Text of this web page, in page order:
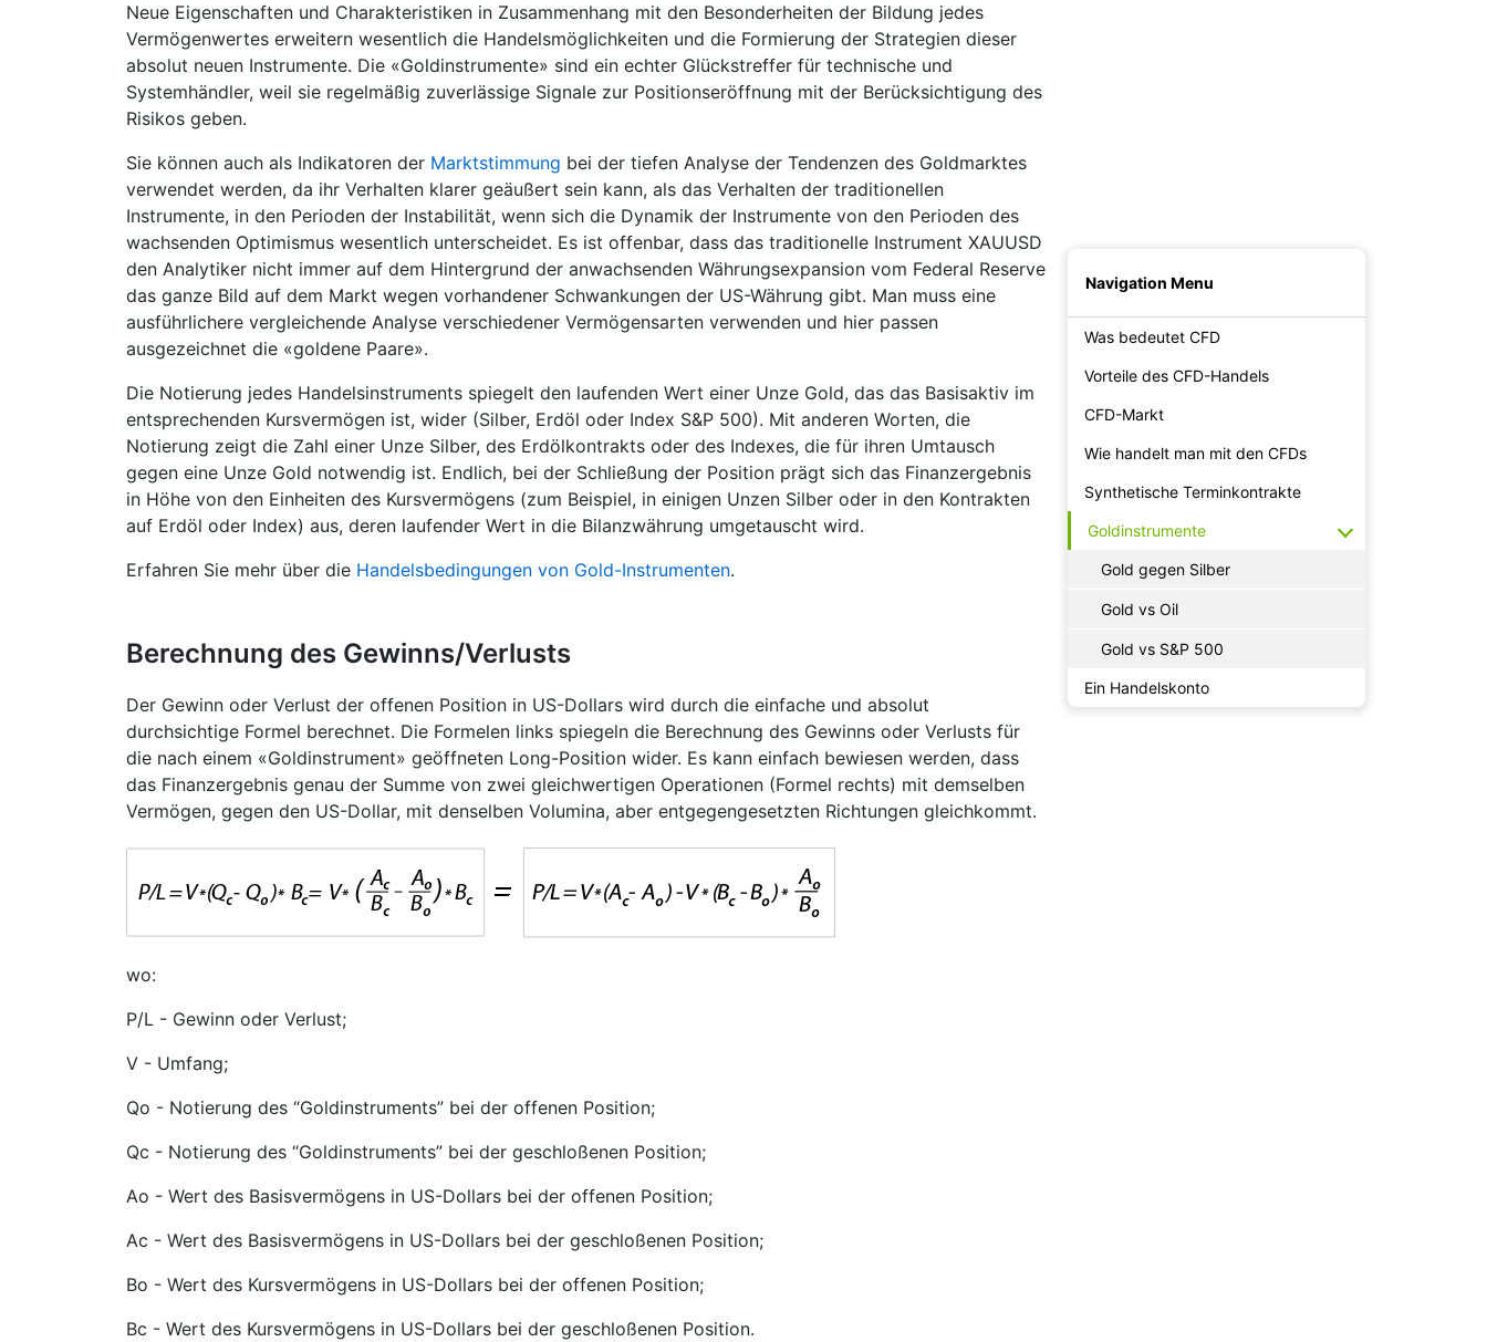
Neue Eigenschaften und Charakteristiken in Zusammenhang mit den Besonderheiten der Bildung jedes
Vermögenwertes erweitern wesentlich die Handelsmöglichkeiten und die Formierung der Strategien dieser
absolut neuen Instrumente. Die «Goldinstrumente» sind ein echter Glückstreffer für technische und
Systemhändler, weil sie regelmäßig zuverlässige Signale zur Positionseröffnung mit der Berücksichtigung des
Risikos geben.
Sie können auch als Indikatoren der Marktstimmung bei der tiefen Analyse der Tendenzen des Goldmarktes
verwendet werden, da ihr Verhalten klarer geäußert sein kann, als das Verhalten der traditionellen
Instrumente, in den Perioden der Instabilität, wenn sich die Dynamik der Instrumente von den Perioden des
wachsenden Optimismus wesentlich unterscheidet. Es ist offenbar, dass das traditionelle Instrument XAUUSD
den Analytiker nicht immer auf dem Hintergrund der anwachsenden Währungsexpansion vom Federal Reserve
das ganze Bild auf dem Markt wegen vorhandener Schwankungen der US-Währung gibt. Man muss eine
ausführlichere vergleichende Analyse verschiedener Vermögensarten verwenden und hier passen
ausgezeichnet die «goldene Paare».
Die Notierung jedes Handelsinstruments spiegelt den laufenden Wert einer Unze Gold, das das Basisaktiv im
entsprechenden Kursvermögen ist, wider (Silber, Erdöl oder Index S&P 500). Mit anderen Worten, die
Notierung zeigt die Zahl einer Unze Silber, des Erdölkontrakts oder des Indexes, die für ihren Umtausch
gegen eine Unze Gold notwendig ist. Endlich, bei der Schließung der Position prägt sich das Finanzergebnis
in Höhe von den Einheiten des Kursvermögens (zum Beispiel, in einigen Unzen Silber oder in den Kontrakten
auf Erdöl oder Index) aus, deren laufender Wert in die Bilanzwährung umgetauscht wird.
Erfahren Sie mehr über die Handelsbedingungen von Gold-Instrumenten.
Berechnung des Gewinns/Verlusts
Der Gewinn oder Verlust der offenen Position in US-Dollars wird durch die einfache und absolut
durchsichtige Formel berechnet. Die Formelen links spiegeln die Berechnung des Gewinns oder Verlusts für
die nach einem «Goldinstrument» geöffneten Long-Position wider. Es kann einfach bewiesen werden, dass
das Finanzergebnis genau der Summe von zwei gleichwertigen Operationen (Formel rechts) mit demselben
Vermögen, gegen den US-Dollar, mit denselben Volumina, aber entgegengesetzten Richtungen gleichkommt.
wo:
P/L - Gewinn oder Verlust;
V - Umfang;
Qo - Notierung des “Goldinstruments” bei der offenen Position;
Qc - Notierung des “Goldinstruments” bei der geschloßenen Position;
Ao - Wert des Basisvermögens in US-Dollars bei der offenen Position;
Ac - Wert des Basisvermögens in US-Dollars bei der geschloßenen Position;
Bo - Wert des Kursvermögens in US-Dollars bei der offenen Position;
Bc - Wert des Kursvermögens in US-Dollars bei der geschloßenen Position.
Navigation Menu
Was bedeutet CFD
Vorteile des CFD-Handels
CFD-Markt
Wie handelt man mit den CFDs
Synthetische Terminkontrakte
Goldinstrumente
Gold gegen Silber
Gold vs Oil
Gold vs S&P 500
Ein Handelskonto